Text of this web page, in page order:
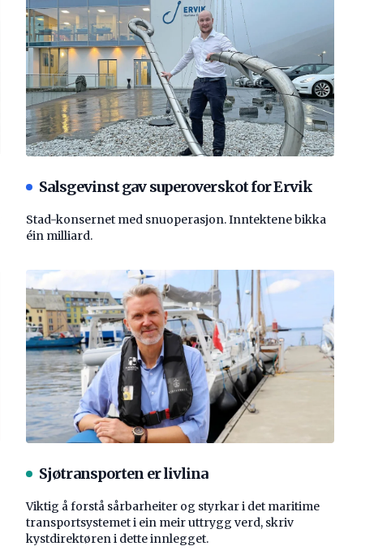
Salsgevinst gav superoverskot for Ervik
Stad-konsernet med snuoperasjon. Inntektene bikka
éin milliard.
Sjøtransporten er livlina
Viktig å forstå ­sårbarheiter og styrkar i det maritime
transport­systemet i ein meir uttrygg verd, skriv
kystdirektøren i dette innlegget.